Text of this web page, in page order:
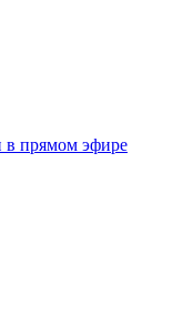
в прямом эфире